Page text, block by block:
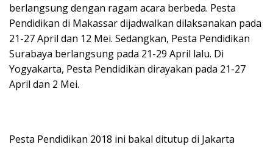
berlangsung dengan ragam acara berbeda. Pesta
Pendidikan di Makassar dijadwalkan dilaksanakan pada
21-27 April dan 12 Mei. Sedangkan, Pesta Pendidikan
Surabaya berlangsung pada 21-29 April lalu. Di
Yogyakarta, Pesta Pendidikan dirayakan pada 21-27
April dan 2 Mei.
Pesta Pendidikan 2018 ini bakal ditutup di Jakarta